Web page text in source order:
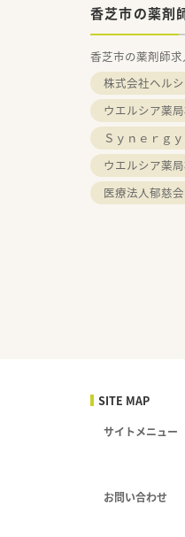
香芝市の薬剤
香芝市の薬剤師求
株式会社ヘル
ウエルシア薬
Ｓｙｎｅｒｇ
ウエルシア薬
医療法人郁慈会
SITE MAP
サイトメニュー
お問い合わせ